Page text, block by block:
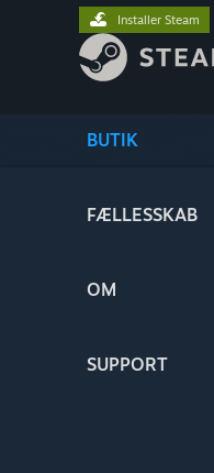
BUTIK
FÆLLESSKAB
OM
SUPPORT
Installer Steam